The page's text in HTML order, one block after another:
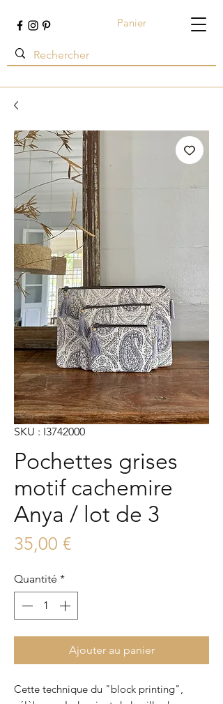
Panier
SKU : I3742000
Pochettes grises
motif cachemire
Anya / lot de 3
35,00 €Prix
Quantité *
Ajouter au panier
Cette technique du "block printing",